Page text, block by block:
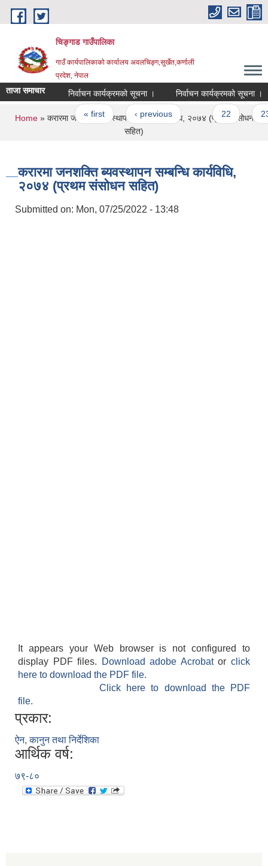
Skip to main content
चिङ्गाड गाउँपालिका
गाउँ कार्यपालिकाको कार्यालय अवलचिङ्ग,सुर्खेत,कर्णाली
प्रदेश, नेपाल
ताजा समाचार निर्वाचन कार्यक्रमको सूचना । निर्वाचन कार्यक्रमको सूचना ।
Pages
« first ‹ previous … 22 23
You are here
Home» करारमा जनशक्ति ब्यवस्थापन सम्बन्धि कार्यविधि, २०७४ (प्रथम संसोधन
सहित)
करारमा जनशक्ति ब्यवस्थापन सम्बन्धि कार्यविधि,
२०७४ (प्रथम संसोधन सहित)
Submitted on: Mon, 07/25/2022 - 13:48
It appears your Web browser is not configured to
display PDF files.
Download adobe Acrobatorclick
here to download the PDF file.
Click here to download the PDF
file.
प्रकार:
ऐन, कानुन तथा निर्देशिका
आर्थिक वर्ष:
७९-८०